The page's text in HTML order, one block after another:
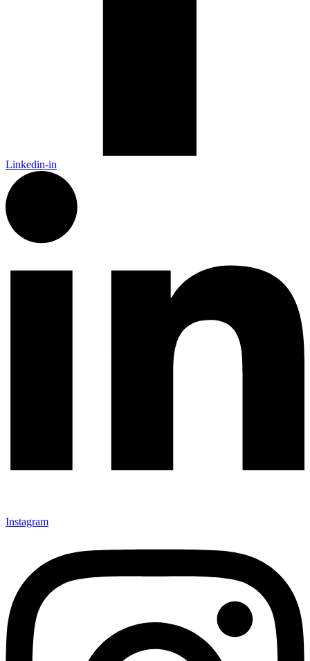
Linkedin-in
Instagram